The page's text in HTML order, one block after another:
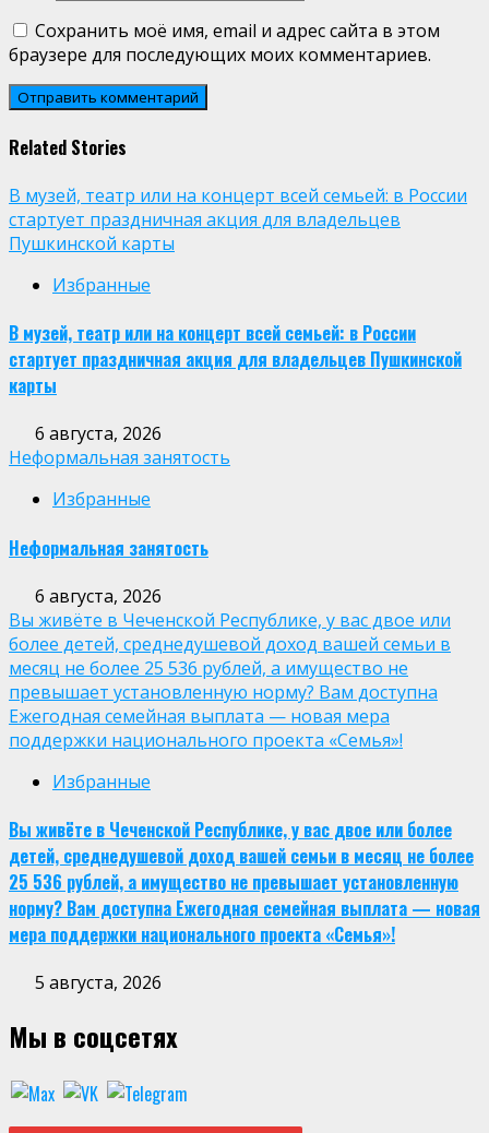
Сохранить моё имя, email и адрес сайта в этом
браузере для последующих моих комментариев.
Related Stories
В музей, театр или на концерт всей семьей: в России
стартует праздничная акция для владельцев
Пушкинской карты
Избранные
В музей, театр или на концерт всей семьей: в России
стартует праздничная акция для владельцев Пушкинской
карты
6 августа, 2026
Неформальная занятость
Избранные
Неформальная занятость
6 августа, 2026
Вы живёте в Чеченской Республике, у вас двое или
более детей, среднедушевой доход вашей семьи в
месяц не более 25 536 рублей, а имущество не
превышает установленную норму? Вам доступна
Ежегодная семейная выплата — новая мера
поддержки национального проекта «Семья»!
Избранные
Вы живёте в Чеченской Республике, у вас двое или более
детей, среднедушевой доход вашей семьи в месяц не более
25 536 рублей, а имущество не превышает установленную
норму? Вам доступна Ежегодная семейная выплата — новая
мера поддержки национального проекта «Семья»!
5 августа, 2026
Мы в соцсетях